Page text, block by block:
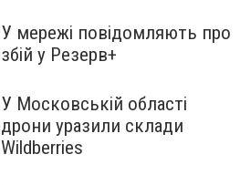
У мережі повідомляють про
збій у Резерв+
У Московській області
дрони уразили склади
Wildberries